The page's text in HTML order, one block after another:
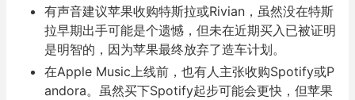
有声音建议苹果收购特斯拉或Rivian，虽然没在特斯
拉早期出手可能是个遗憾，但未在近期买入已被证明
是明智的，因为苹果最终放弃了造车计划。
在Apple Music上线前，也有人主张收购Spotify或P
andora。虽然买下Spotify起步可能会更快，但苹果